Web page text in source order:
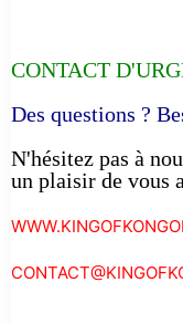
CONTACT
Des questions ?
N'hésitez pas à
un plaisir de vous